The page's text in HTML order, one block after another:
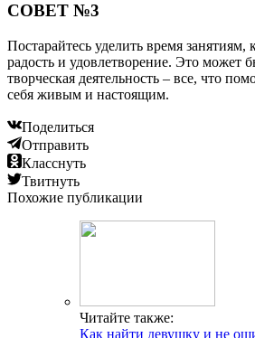
СОВЕТ №3
Постарайтесь уделить время занятиям,
радость и удовлетворение. Это может
творческая деятельность – все, что
себя живым и настоящим.
Поделиться
Отправить
Класснуть
Твитнуть
Похожие публикации
Читайте также:
Как найти девушку и не